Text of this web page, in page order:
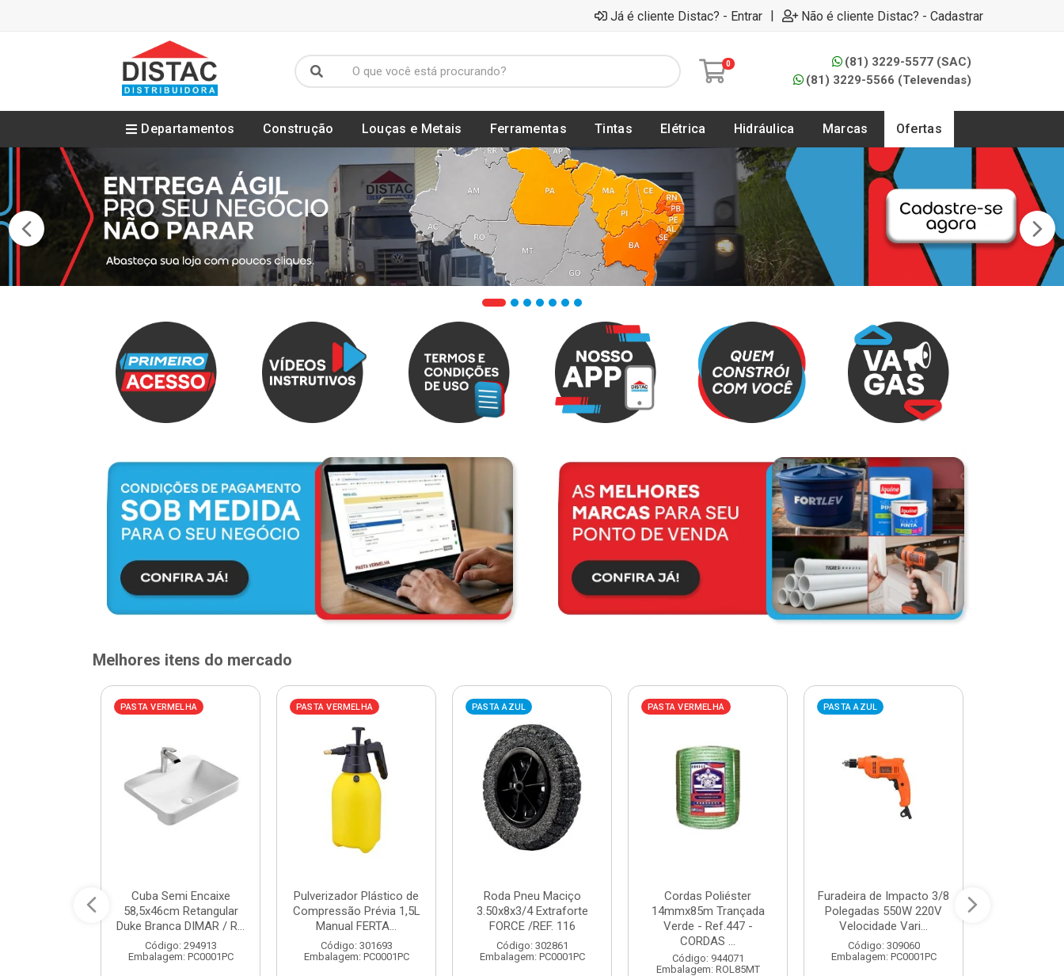
Já é cliente Distac? - Entrar | Não é cliente Distac? - Cadastrar
0
(81) 3229-5577 (SAC)
(81) 3229-5566 (Televendas)
Departamentos Construção Louças e Metais Ferramentas Tintas Elétrica Hidráulica Marcas Ofertas
Melhores itens do mercado
PASTA VERMELHA
Cuba Semi Encaixe
58,5x46cm Retangular
Duke Branca DIMAR / R...
Código: 294913
Embalagem: PC0001PC
PASTA VERMELHA
Pulverizador Plástico de
Compressão Prévia 1,5L
Manual FERTA...
Código: 301693
Embalagem: PC0001PC
PASTA AZUL
Roda Pneu Maciço
3.50x8x3/4 Extraforte
FORCE /REF. 116
Código: 302861
Embalagem: PC0001PC
PASTA VERMELHA
Cordas Poliéster
14mmx85m Trançada
Verde - Ref.447 -
CORDAS ...
Código: 944071
Embalagem: ROL85MT
PASTA AZUL
Furadeira de Impacto 3/8
Polegadas 550W 220V
Velocidade Vari...
Código: 309060
Embalagem: PC0001PC